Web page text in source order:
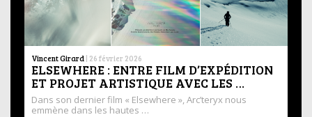
Vincent Girard | 26 février 2026
ELSEWHERE : ENTRE FILM D’EXPÉDITION
ET PROJET ARTISTIQUE AVEC LES …
Dans son dernier film « Elsewhere », Arc’teryx nous
emmène dans les hautes …